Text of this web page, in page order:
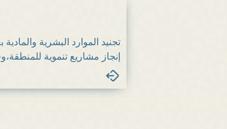
تجنيد الموارد البشرية
إنجاز مشاريع تنموية